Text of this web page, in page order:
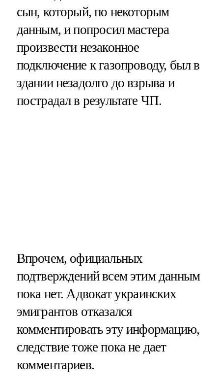
сын, который, по некоторым
данным, и попросил мастера
произвести незаконное
подключение к газопроводу, был в
здании незадолго до взрыва и
пострадал в результате ЧП.
Впрочем, официальных
подтверждений всем этим данным
пока нет. Адвокат украинских
эмигрантов отказался
комментировать эту информацию,
следствие тоже пока не дает
комментариев.